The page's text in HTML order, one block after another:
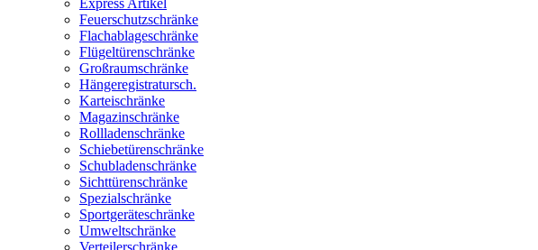
Express Artikel
Feuerschutzschränke
Flachablageschränke
Flügeltürenschränke
Großraumschränke
Hängeregistratursch.
Karteischränke
Magazinschränke
Rollladenschränke
Schiebetürenschränke
Schubladenschränke
Sichttürenschränke
Spezialschränke
Sportgeräteschränke
Umweltschränke
Verteilerschränke